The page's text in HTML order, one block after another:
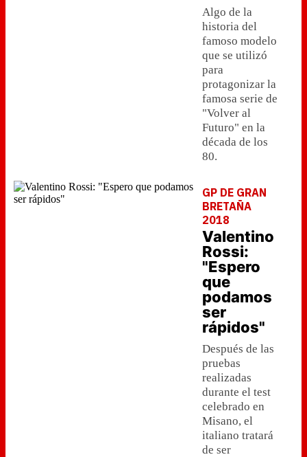
Algo de la
historia del
famoso modelo
que se utilizó
para
protagonizar la
famosa serie de
"Volver al
Futuro" en la
década de los
80.
GP DE GRAN
BRETAÑA
2018
Valentino
Rossi:
"Espero
que
podamos
ser
rápidos"
Después de las
pruebas
realizadas
durante el test
celebrado en
Misano, el
italiano tratará
de ser